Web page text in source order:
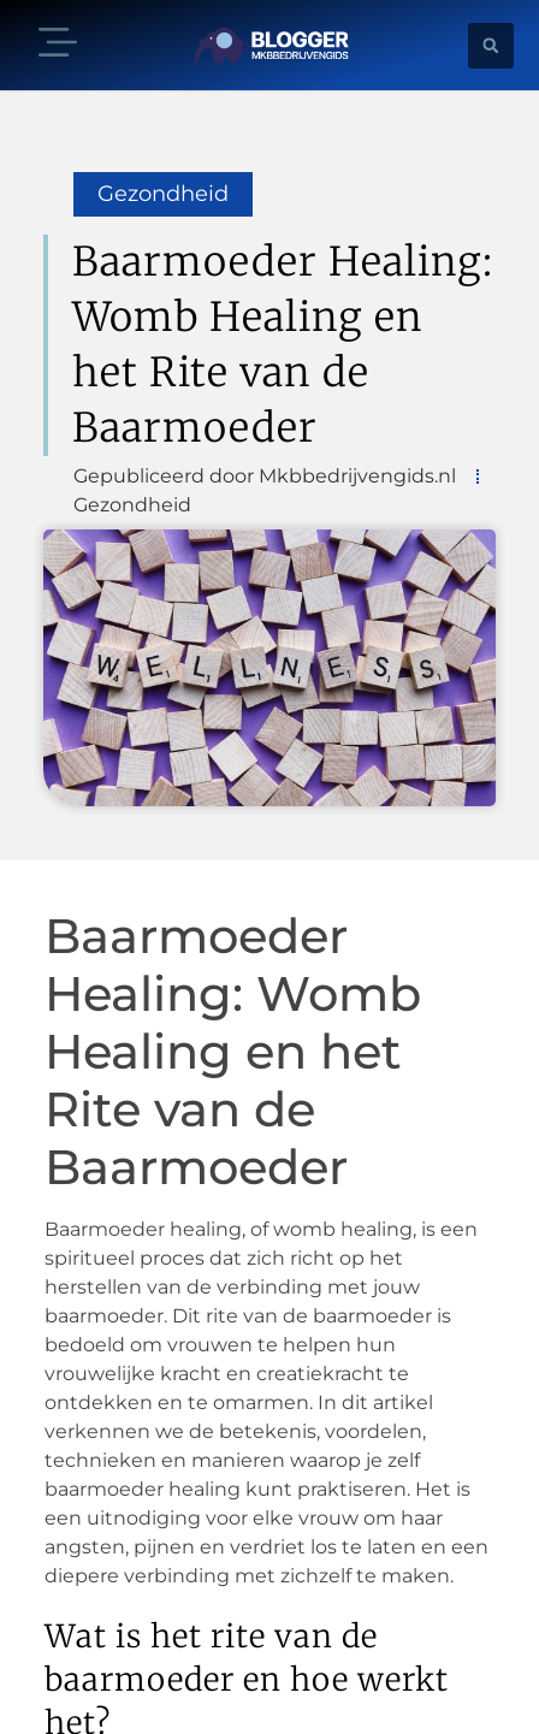
Gezondheid
Baarmoeder Healing:
Womb Healing en
het Rite van de
Baarmoeder
Gepubliceerd door Mkbbedrijvengids.nl
Gezondheid
Baarmoeder
Healing: Womb
Healing en het
Rite van de
Baarmoeder
Baarmoeder healing, of womb healing, is een
spiritueel proces dat zich richt op het
herstellen van de verbinding met jouw
baarmoeder. Dit rite van de baarmoeder is
bedoeld om vrouwen te helpen hun
vrouwelijke kracht en creatiekracht te
ontdekken en te omarmen. In dit artikel
verkennen we de betekenis, voordelen,
technieken en manieren waarop je zelf
baarmoeder healing kunt praktiseren. Het is
een uitnodiging voor elke vrouw om haar
angsten, pijnen en verdriet los te laten en een
diepere verbinding met zichzelf te maken.
Wat is het rite van de
baarmoeder en hoe werkt
het?